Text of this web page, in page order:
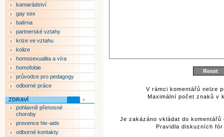
V rámci komentářů nelze
Maximální počet znaků v
Je zakázáno vkládat do
Pravidla diskuzních
kamarádství
gay sex
balírna
partnerské vztahy
krize ve vztahu
kolize
homosexualita a víra
homofobie
průvodce pro pedagogy
odborné práce
ZDRAVÍ
pohlavně přenosné
choroby
prevence hiv-aids
odborné kontakty